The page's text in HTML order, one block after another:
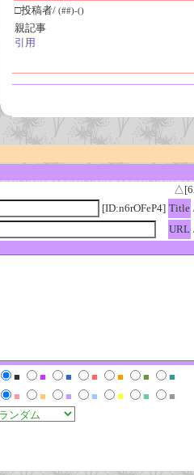
□投稿者/ (##)-()
親記事
引用
[ID:n6rOFeP4] Title
URL
■ ■ ■ ■ ■ ■
■
■ ■ ■ ■ ■ ■
■